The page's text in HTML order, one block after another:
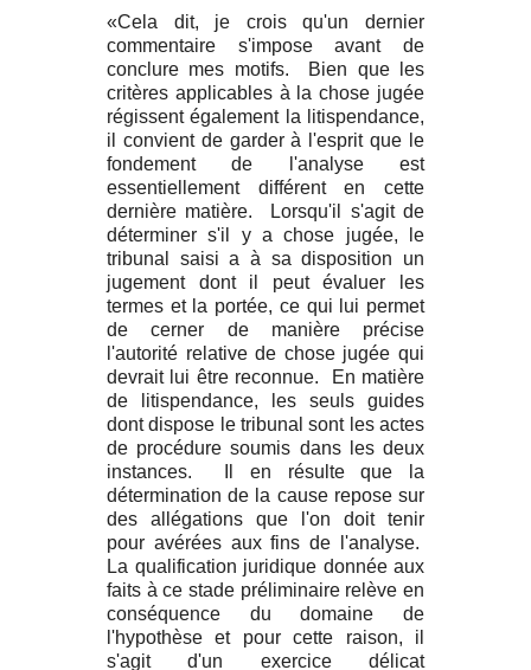
«Cela dit, je crois qu'un dernier
commentaire s'impose avant de
conclure mes motifs. Bien que les
critères applicables à la chose jugée
régissent également la litispendance,
il convient de garder à l'esprit que le
fondement de l'analyse est
essentiellement différent en cette
dernière matière. Lorsqu'il s'agit de
déterminer s'il y a chose jugée, le
tribunal saisi a à sa disposition un
jugement dont il peut évaluer les
termes et la portée, ce qui lui permet
de cerner de manière précise
l'autorité relative de chose jugée qui
devrait lui être reconnue. En matière
de litispendance, les seuls guides
dont dispose le tribunal sont les actes
de procédure soumis dans les deux
instances. Il en résulte que la
détermination de la cause repose sur
des allégations que l'on doit tenir
pour avérées aux fins de l'analyse.
La qualification juridique donnée aux
faits à ce stade préliminaire relève en
conséquence du domaine de
l'hypothèse et pour cette raison, il
s'agit d'un exercice délicat